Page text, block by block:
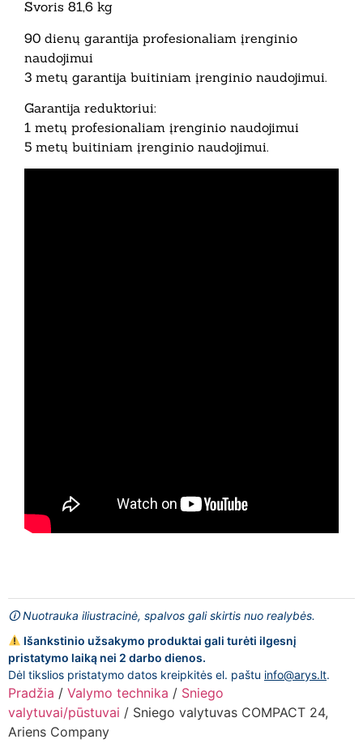
Svoris 81,6 kg
90 dienų garantija profesionaliam įrenginio
naudojimui
3 metų garantija buitiniam įrenginio naudojimui.
Garantija reduktoriui:
1 metų profesionaliam įrenginio naudojimui
5 metų buitiniam įrenginio naudojimui.
🛈 Nuotrauka iliustracinė, spalvos gali skirtis nuo realybės.
Išankstinio užsakymo produktai gali turėti ilgesnį
pristatymo laiką nei 2 darbo dienos.
Dėl tikslios pristatymo datos kreipkitės el. paštu info@arys.lt.
Pradžia / Valymo technika / Sniego
valytuvai/pūstuvai / Sniego valytuvas COMPACT 24,
Ariens Company